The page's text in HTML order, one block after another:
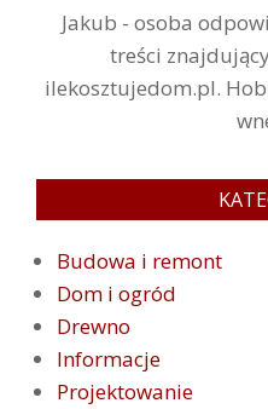
Jakub - osoba
treści
ilekosztujedom.pl.
Budowa i remont
Dom i ogród
Drewno
Informacje
Projektowanie